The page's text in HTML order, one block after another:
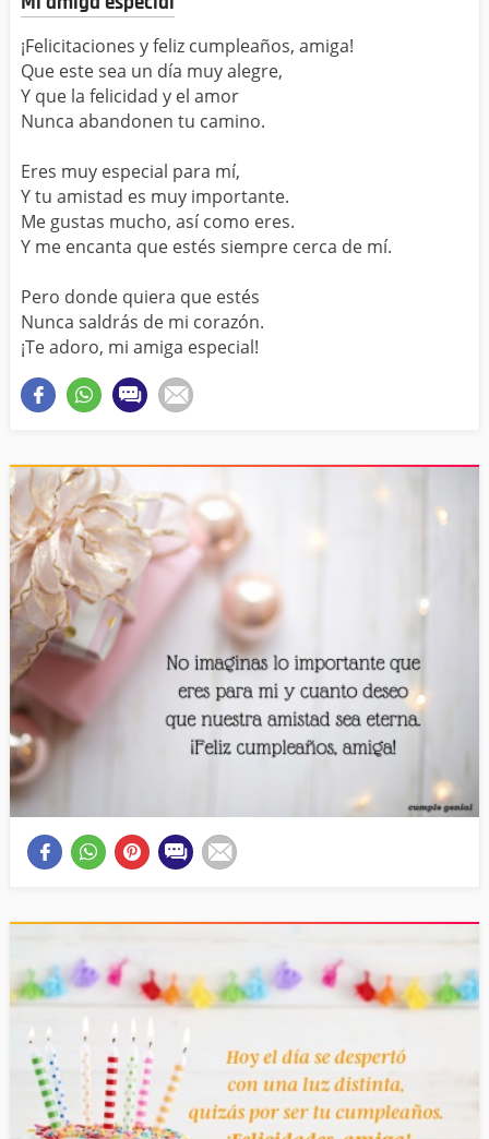
¡Felicitaciones y feliz cumpleaños, amiga!
Que este sea un día muy alegre,
Y que la felicidad y el amor
Nunca abandonen tu camino.
Eres muy especial para mí,
Y tu amistad es muy importante.
Me gustas mucho, así como eres.
Y me encanta que estés siempre cerca de mí.
Pero donde quiera que estés
Nunca saldrás de mi corazón.
¡Te adoro, mi amiga especial!